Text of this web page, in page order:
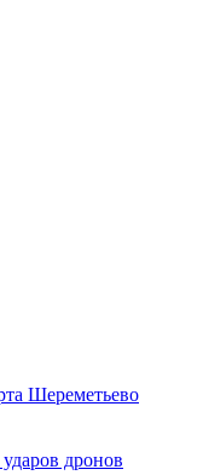
Шереметьево
дронов